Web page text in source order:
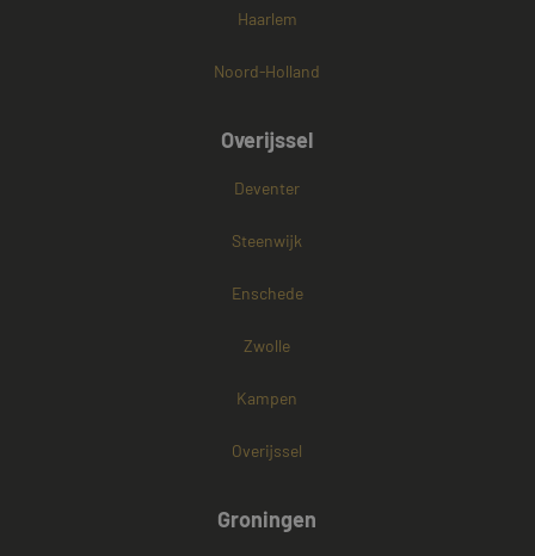
Haarlem
Noord-Holland
Overijssel
Deventer
Steenwijk
Enschede
Zwolle
Kampen
Overijssel
Groningen